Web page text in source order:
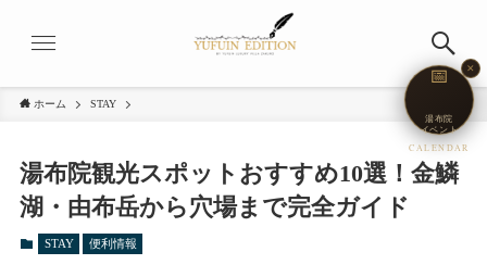
✕
📅
湯布院
イベント
CALENDAR
ホーム STAY
湯布院観光スポットおすすめ10選！金鱗
湖・由布岳から穴場まで完全ガイド
STAY 便利情報